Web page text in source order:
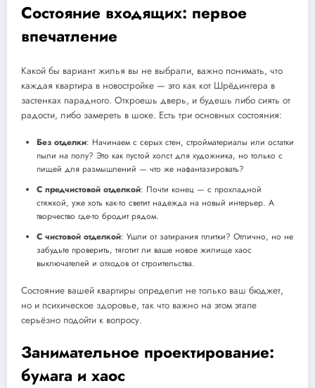
Состояние входящих: первое
впечатление
Какой бы вариант жилья вы не выбрали, важно понимать, что
каждая квартира в новостройке — это как кот Шрёдингера в
застенках парадного. Откроешь дверь, и будешь либо сиять от
радости, либо замереть в шоке. Есть три основных состояния:
Без отделки: Начинаем с серых стен, стройматериалы или остатки
пыли на полу? Это как пустой холст для художника, но только с
пищей для размышлений — что же нафантазировать?
С предчистовой отделкой: Почти конец — с прохладной
стяжкой, уже хоть как-то светит надежда на новый интерьер. А
творчество где-то бродит рядом.
С чистовой отделкой: Ушли от затирания плитки? Отлично, но не
забудьте проверить, тяготит ли ваше новое жилище хаос
выключателей и отходов от строительства.
Состояние вашей квартиры определит не только ваш бюджет,
но и психическое здоровье, так что важно на этом этапе
серьёзно подойти к вопросу.
Занимательное проектирование:
бумага и хаос